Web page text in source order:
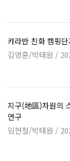
캬라반 친화 캠핑
김영훈/박태원 /
지구(地區)차원의
연구
임현철/박태원 /